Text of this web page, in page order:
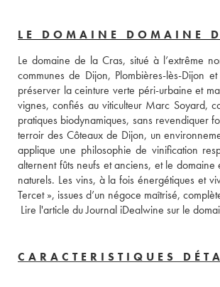
LE DOMAINE DOMAINE
Le domaine de la Cras, situé à l’extrême
communes de Dijon, Plombières-lès-Dijon
préserver la ceinture verte péri-urbaine et
vignes, confiés au viticulteur Marc Soyard,
pratiques biodynamiques, sans revendiquer
terroir des Côteaux de Dijon, un
applique une philosophie de vinification
alternent fûts neufs et anciens, et le
naturels. Les vins, à la fois énergétiques et
Tercet », issues d’un négoce maîtrisé,
Lire l'article du Journal iDealwine sur le
CARACTERISTIQUES